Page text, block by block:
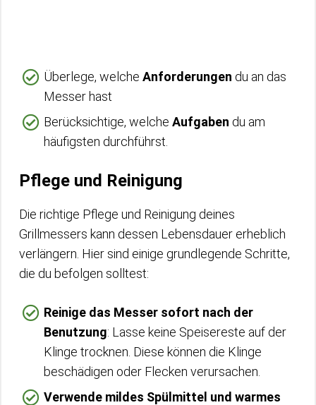
Überlege, welche Anforderungen du an das
Messer hast
Berücksichtige, welche Aufgaben du am
häufigsten durchführst.
Pflege und Reinigung
Die richtige Pflege und Reinigung deines
Grillmessers kann dessen Lebensdauer erheblich
verlängern. Hier sind einige grundlegende Schritte,
die du befolgen solltest:
Reinige das Messer sofort nach der
Benutzung: Lasse keine Speisereste auf der
Klinge trocknen. Diese können die Klinge
beschädigen oder Flecken verursachen.
Verwende mildes Spülmittel und warmes